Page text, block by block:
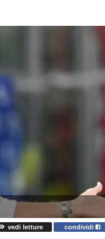
vedi letture condividi